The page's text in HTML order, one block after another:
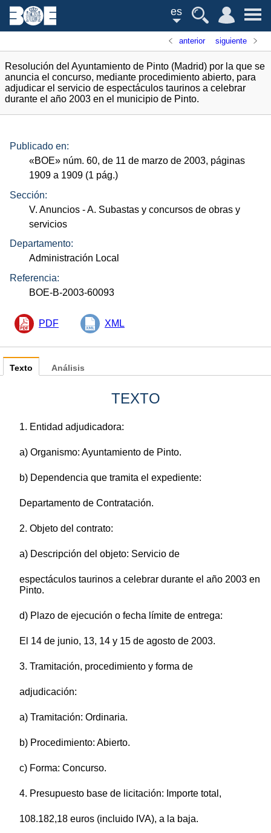
es
anterior siguiente
Resolución del Ayuntamiento de Pinto (Madrid) por la que se
anuncia el concurso, mediante procedimiento abierto, para
adjudicar el servicio de espectáculos taurinos a celebrar
durante el año 2003 en el municipio de Pinto.
Publicado en:
«BOE» núm. 60, de 11 de marzo de 2003, páginas
1909 a 1909 (1 pág.)
Sección:
V. Anuncios - A. Subastas y concursos de obras y
servicios
Departamento:
Administración Local
Referencia:
BOE-B-2003-60093
PDF XML
Texto
TEXTO
1. Entidad adjudicadora:
a) Organismo: Ayuntamiento de Pinto.
b) Dependencia que tramita el expediente:
Departamento de Contratación.
2. Objeto del contrato:
a) Descripción del objeto: Servicio de
espectáculos taurinos a celebrar durante el año 2003 en
Pinto.
d) Plazo de ejecución o fecha límite de entrega:
El 14 de junio, 13, 14 y 15 de agosto de 2003.
3. Tramitación, procedimiento y forma de
adjudicación:
a) Tramitación: Ordinaria.
b) Procedimiento: Abierto.
c) Forma: Concurso.
4. Presupuesto base de licitación: Importe total,
108.182,18 euros (incluido IVA), a la baja.
Análisis